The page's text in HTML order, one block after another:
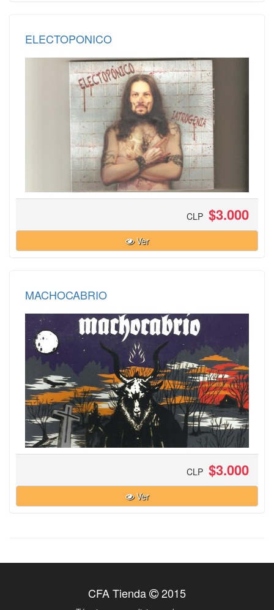
ELECTOPONICO
CLP $3.000
Ver
MACHOCABRIO
CLP $3.000
Ver
CFA Tienda 2015